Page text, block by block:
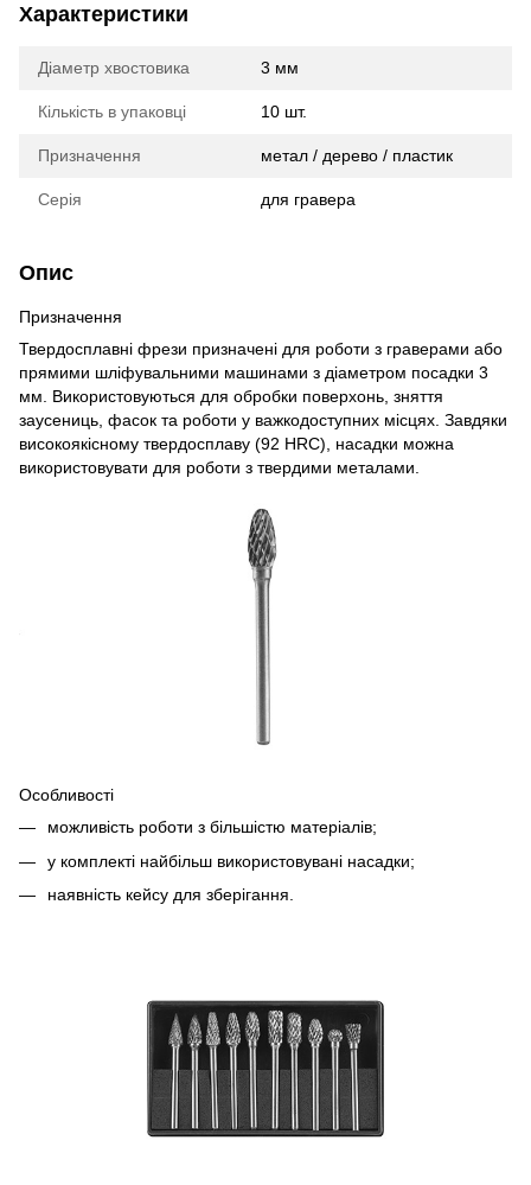
Характеристики
Діаметр хвостовика 3 мм
Кількість в упаковці 10 шт.
Призначення метал / дерево / пластик
Серія для гравера
Опис
Призначення
Твердосплавні фрези призначені для роботи з граверами або
прямими шліфувальними машинами з діаметром посадки 3
мм. Використовуються для обробки поверхонь, зняття
заусениць, фасок та роботи у важкодоступних місцях. Завдяки
високоякісному твердосплаву (92 HRC), насадки можна
використовувати для роботи з твердими металами.
Особливості
можливість роботи з більшістю матеріалів;
у комплекті найбільш використовувані насадки;
наявність кейсу для зберігання.